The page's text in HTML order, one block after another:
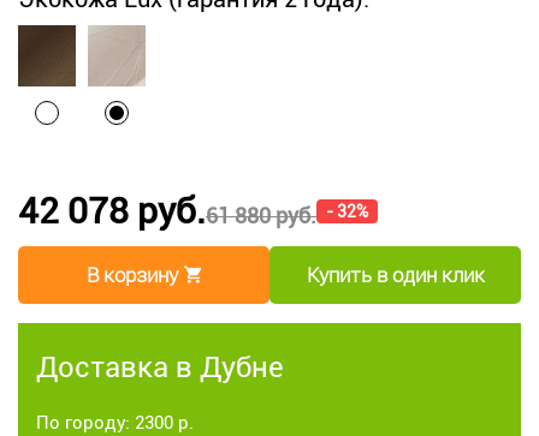
61 880 руб. - 32%
42 078 руб.
В корзину Купить в один клик
Доставка в Дубне
По городу: 2300 р.